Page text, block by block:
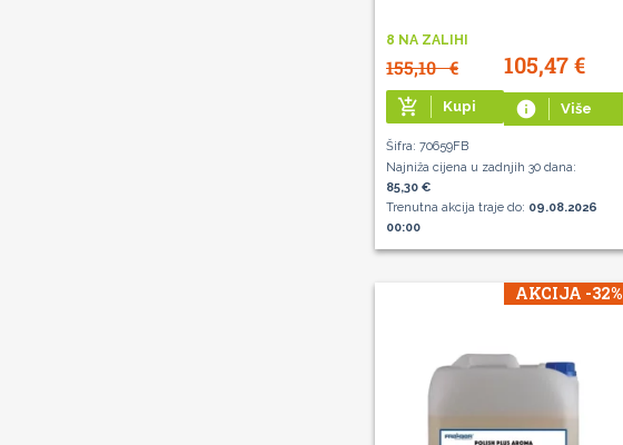
8 NA ZALIHI
155,10€ 105,47€
add_shopping_cart Kupi info Više
Šifra: 70659FB
Najniža cijena u zadnjih 30 dana:
85,30 €
Trenutna akcija traje do: 09.08.2026
00:00
AKCIJA -32%